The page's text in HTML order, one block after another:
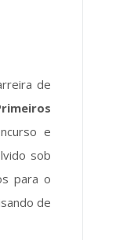
de
e
sob
para o
de